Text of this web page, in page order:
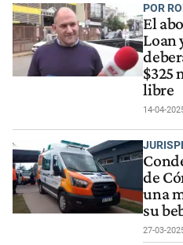
POR
El
Loan
$325
libre
14-04-
de
una
su
27-03-